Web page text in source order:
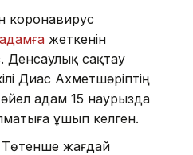
коронавирус
жеткенін
Денсаулық сақтау
Диас Ахметшәріптің
адам 15 наурызда
ұшып келген.
Төтенше жағдай